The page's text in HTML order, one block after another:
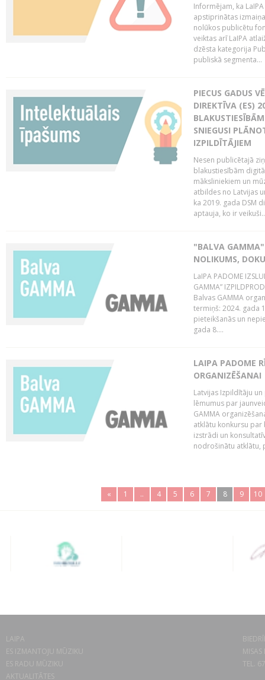
Informējam, ka
apstiprinātas
nolūkos publicētu
veiktas arī LaIPA
dzēsta kategorija
publiskā segmenta...
PIECUS GADUS
DIREKTĪVA (ES)
SNIEGUSI
IZPILDĪTĀJIEM
Nesen publicētajā
blakustiesībām
māksliniekiem un
atbildes no Latvijas
ka 2019. gada DSM
aptauja, ko ir
"BALVA GAMMA"
NOLIKUMS,
LaIPA PADOME
GAMMA”
Balvas GAMMA
termiņš: 2024. gada
pieteikšanās un
gada 8....
LAIPA PADOME
ORGANIZĒŠANAI
Latvijas Izpildītāju
lēmumus par
GAMMA
atklātu konkursu par
izstrādi un
nodrošinātu atklātu,
« 1 .. 4 5 6 7 8 9 10
LAIPA
ES IZMANTOJU MŪZIKU
ES RADU MŪZIKU
AKTUALITĀTES
TEL.